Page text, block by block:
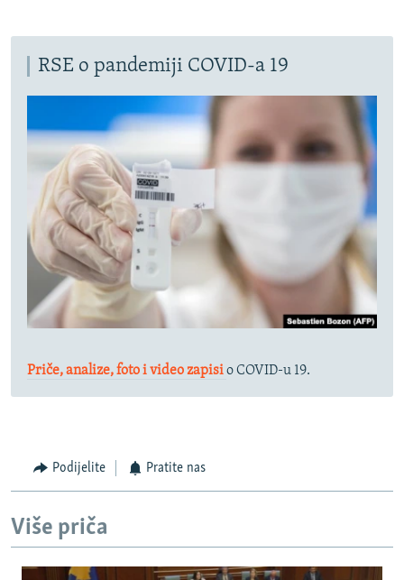
RSE o pandemiji COVID-a 19
Priče, analize, foto i video zapisio COVID-u 19.
Podijelite Pratite nas
Više priča